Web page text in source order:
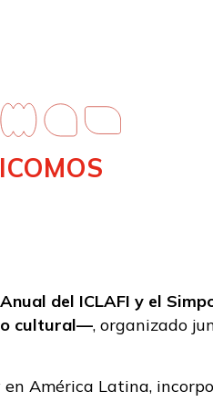
del ICLAFI y el
cultural—, organizado
América Latina,